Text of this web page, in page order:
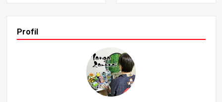
dig med at forstå de vigtige punkter i historien med forkl
aringer, der er lette at forstå. Vær opmærksom på, at der
er spoilere forude, så fortsæt med forsigtighed, hvis du i
kke har læst kapitlerne endnu. 2. Den aldrende djævel og
Public Security Bureau’s strategi I kapitel 174 afsløres de
n aldrende djævels sande identitet.
Profil